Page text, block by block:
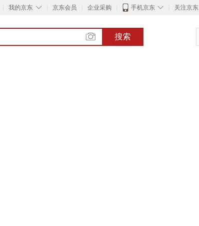
◇
我的京东 京东会员 企业采购 ◇
手机京东 关注京东
搜索